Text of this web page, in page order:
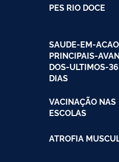
PES RIO DOCE
SAUDE-EM-
PRINCIPAIS-
DOS-ULTIMOS-
DIAS
VACINAÇÃO NAS
ESCOLAS
ATROFIA